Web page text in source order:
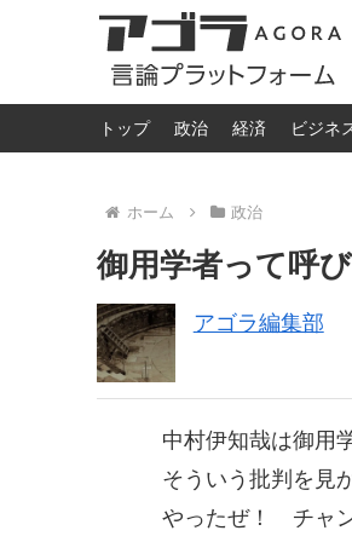
トップ 政治 経済 ビジネ
ホーム 政治
御用学者って呼
アゴラ編集部
中村伊知哉は御用
そういう批判を見
やったぜ！ チャ